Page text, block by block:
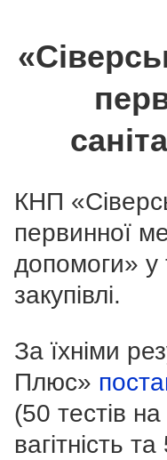
КНП
первинної
допомоги» у
закупівлі.
За їхніми
Плюс»
(50 тестів
вагітність